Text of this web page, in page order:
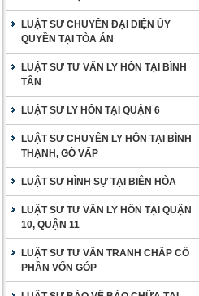
LUẬT SƯ CHUYÊN ĐẠI DIỆN ỦY
QUYỀN TẠI TÒA ÁN
LUẬT SƯ TƯ VẤN LY HÔN TẠI BÌNH
TÂN
LUẬT SƯ LY HÔN TẠI QUẬN 6
LUẬT SƯ CHUYÊN LY HÔN TẠI BÌNH
THẠNH, GÒ VẤP
LUẬT SƯ HÌNH SỰ TẠI BIÊN HÒA
LUẬT SƯ TƯ VẤN LY HÔN TẠI QUẬN
10, QUẬN 11
LUẬT SƯ TƯ VẤN TRANH CHẤP CỐ
PHẦN VỐN GÓP